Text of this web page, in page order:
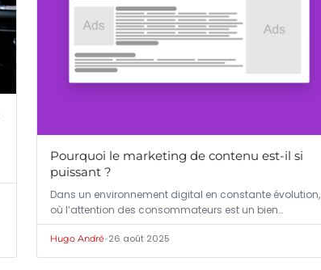
Pourquoi le marketing de contenu est-il si
puissant ?
Dans un environnement digital en constante évolution,
où l’attention des consommateurs est un bien…
Hugo André•26 août 2025